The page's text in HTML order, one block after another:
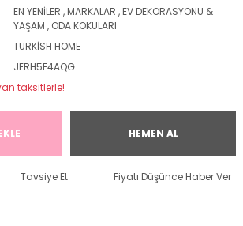
EN YENİLER ,MARKALAR ,EV DEKORASYONU &
YAŞAM , ODA KOKULARI
TURKİSH HOME
JERH5F4AQG
taksitlerle!
HEMEN AL
Tavsiye Et Fiyatı Düşünce Haber Ver